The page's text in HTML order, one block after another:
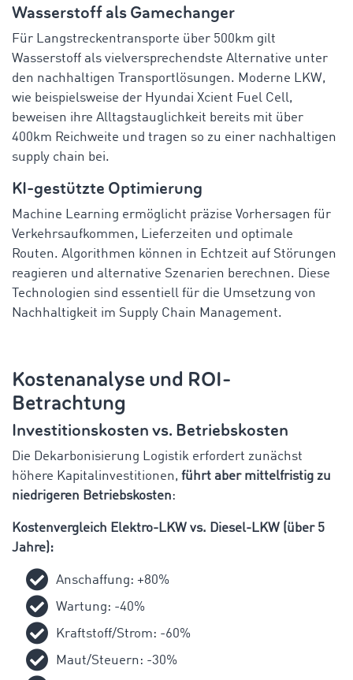
Wasserstoff als Gamechanger
Für Langstreckentransporte über 500km gilt
Wasserstoff als vielversprechendste Alternative unter
den nachhaltigen Transportlösungen. Moderne LKW,
wie beispielsweise der Hyundai Xcient Fuel Cell,
beweisen ihre Alltagstauglichkeit bereits mit über
400km Reichweite und tragen so zu einer nachhaltigen
supply chain bei.
KI-gestützte Optimierung
Machine Learning ermöglicht präzise Vorhersagen für
Verkehrsaufkommen, Lieferzeiten und optimale
Routen. Algorithmen können in Echtzeit auf Störungen
reagieren und alternative Szenarien berechnen. Diese
Technologien sind essentiell für die Umsetzung von
Nachhaltigkeit im Supply Chain Management.
Kostenanalyse und ROI-
Betrachtung
Investitionskosten vs. Betriebskosten
Die Dekarbonisierung Logistik erfordert zunächst
höhere Kapitalinvestitionen, führt aber mittelfristig zu
niedrigeren Betriebskosten:
Kostenvergleich Elektro-LKW vs. Diesel-LKW (über 5
Jahre):
Anschaffung: +80%
Wartung: -40%
Kraftstoff/Strom: -60%
Maut/Steuern: -30%